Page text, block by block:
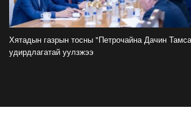
ФОТО: Дэлхийн хошой
2026-07-20
Хятадын газрын тосны "Петрочайна Дачин
удирдлагатай уулзжээ